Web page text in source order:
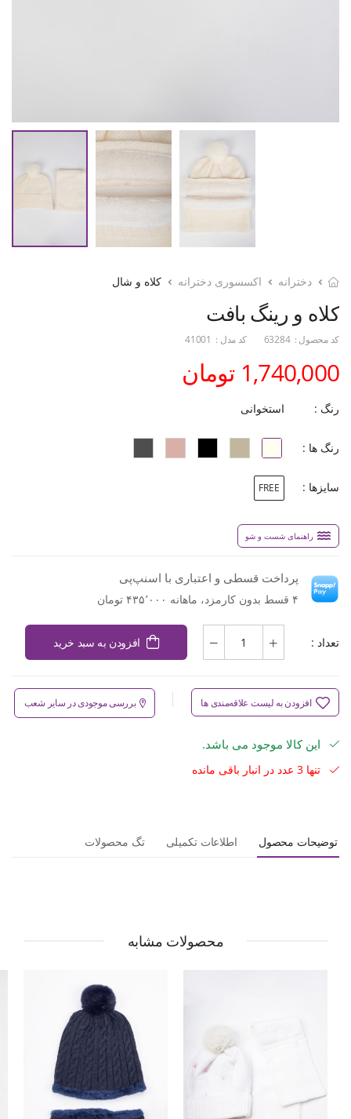
دخترانه اکسسوری دخترانه کلاه و شال
کلاه و رینگ بافت
کد محصول : 63284 کد مدل : 41001
1,740,000 تومان
رنگ : استخوانی
رنگ ها :
سایزها : FREE
راهنمای شست و شو
پرداخت قسطی و اعتباری با اسنپ‌پی
۴ قسط بدون کارمزد، ماهانه ۴۳۵٬۰۰۰ تومان
تعداد : افزودن به سبد خرید
افزودن به لیست علاقه‌مندی ها بررسی موجودی در سایر شعب
این کالا موجود می باشد.
تنها 3 عدد در انبار باقی مانده
توضیحات محصول اطلاعات تکمیلی تگ محصولات
محصولات مشابه